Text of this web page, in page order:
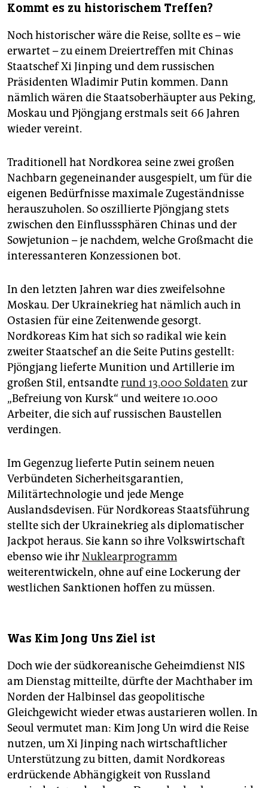
Kommt es zu historischem Treffen?
Noch historischer wäre die Reise, sollte es – wie
erwartet – zu einem ­Dreiertreffen mit Chinas
Staatschef Xi Jinping und dem russischen
Präsidenten Wladimir Putin kommen. Dann
nämlich wären die Staatsoberhäupter aus Peking,
Moskau und Pjöngjang erstmals seit 66 Jahren
wieder vereint.
Traditionell hat Nordkorea seine zwei großen
Nachbarn gegeneinander ausgespielt, um für die
eigenen Bedürfnisse maximale Zugeständnisse
herauszuholen. So oszillierte Pjöngjang stets
zwischen den Einflusssphären Chinas und der
Sowjetunion – je nachdem, welche Großmacht die
interessanteren Konzessionen bot.
In den letzten Jahren war dies zweifelsohne
Moskau. Der Ukrainekrieg hat nämlich auch in
Ostasien für eine Zeitenwende gesorgt.
Nordkoreas Kim hat sich so radikal wie kein
zweiter Staatschef an die Seite Putins gestellt:
Pjöngjang lieferte Munition und Artillerie im
großen Stil, entsandterund 13.000 Soldaten zur
„Befreiung von Kursk“ und weitere 10.000
Arbeiter, die sich auf russischen Baustellen
verdingen.
Im Gegenzug lieferte Putin seinem neuen
Verbündeten Sicherheitsgarantien,
Militärtechnologie und jede Menge
Auslandsdevisen. Für Nord­koreas Staatsführung
stellte sich der Ukrainekrieg als diplomatischer
Jackpot heraus. Sie kann so ihre Volkswirtschaft
ebenso wie ihrNuklearprogramm
weiterentwickeln, ohne auf eine Lockerung der
westlichen Sank­tio­nen hoffen zu müssen.
Was Kim Jong Uns Ziel ist
Doch wie der südkoreanische Geheimdienst NIS
am Dienstag mitteilte, dürfte der Machthaber im
Norden der Halbinsel das geopolitische
Gleichgewicht wieder etwas austarieren wollen. In
Seoul vermutet man: Kim Jong Un wird die Reise
nutzen, um Xi Jinping nach wirtschaftlicher
Unterstützung zu bitten, damit Nordkoreas
erdrückende Abhängigkeit von Russland